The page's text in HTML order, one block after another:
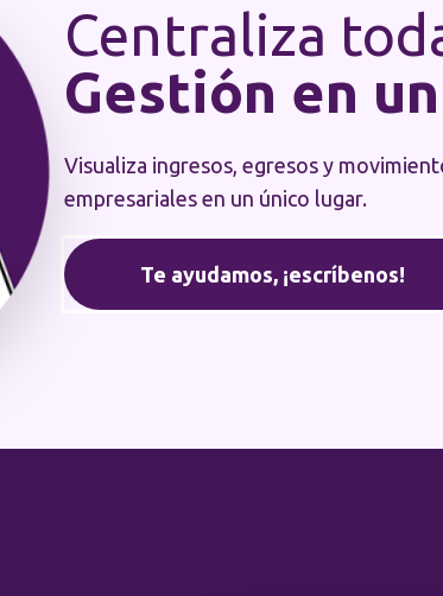
Centraliza
Gestión en
Visualiza ingresos, egresos y
empresariales en un único lugar.
Te ayudamos, ¡escríbenos!